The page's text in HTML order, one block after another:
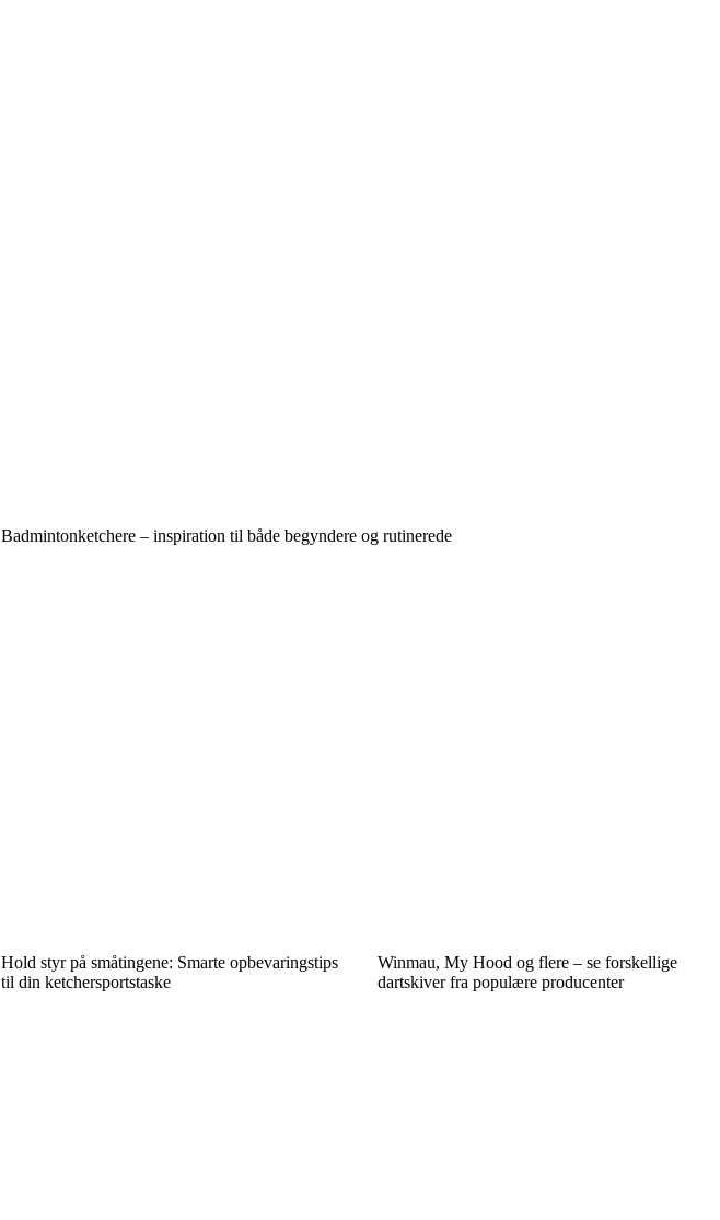
Badmintonketchere – inspiration til både begyndere og rutinerede
Hold styr på småtingene: Smarte opbevaringstips
til din ketchersportstaske
Winmau, My Hood og flere – se forskellige
dartskiver fra populære producenter